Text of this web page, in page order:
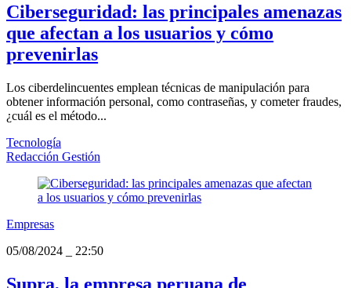
Ciberseguridad: las principales amenazas
que afectan a los usuarios y cómo
prevenirlas
Los ciberdelincuentes emplean técnicas de manipulación para
obtener información personal, como contraseñas, y cometer fraudes,
¿cuál es el método...
Tecnología
Redacción Gestión
Empresas
05/08/2024
22:50
Supra, la empresa peruana de